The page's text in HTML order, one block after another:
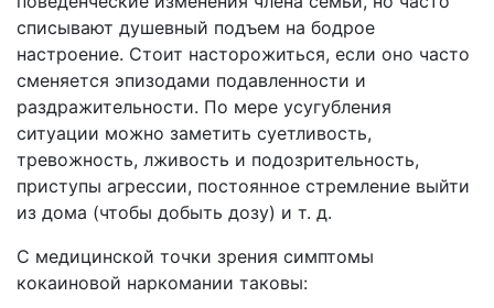
списывают душевный подъем на бодрое
настроение. Стоит насторожиться, если оно часто
сменяется эпизодами подавленности и
раздражительности. По мере усугубления
ситуации можно заметить суетливость,
тревожность, лживость и подозрительность,
приступы агрессии, постоянное стремление выйти
из дома (чтобы добыть дозу) и т. д.
С медицинской точки зрения симптомы
кокаиновой наркомании таковы: